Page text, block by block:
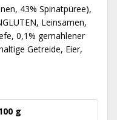
43% Spinatpüree),
Leinsamen,
0,1% gemahlener
Getreide, Eier,
g